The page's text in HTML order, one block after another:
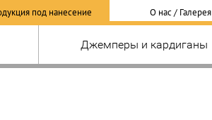
под нанесение О нас / Галерея
Джемперы и кардиганы